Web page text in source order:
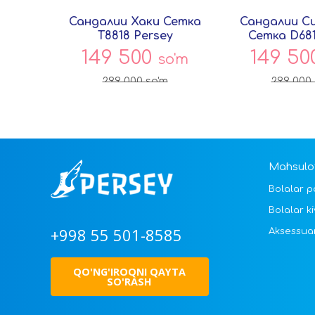
Сандалии Хаки Сетка
T8818 Persey
149 500 so'm
299 000so'm
Сандалии
Сетка
149
299 000
+998 55 501-8585
QO'NG'IROQNI QAYTA
SO'RASH
Bolalar
Bolalar